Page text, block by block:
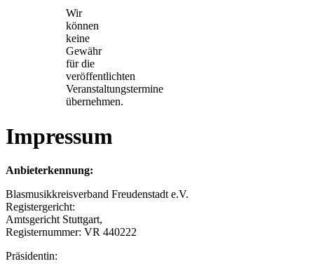
Wir
können
keine
Gewähr
für die
veröffentlichten
Veranstaltungstermine
übernehmen.
Impressum
Anbieterkennung:
Blasmusikkreisverband Freudenstadt e.V.
Registergericht:
Amtsgericht Stuttgart,
Registernummer: VR 440222
Präsidentin: